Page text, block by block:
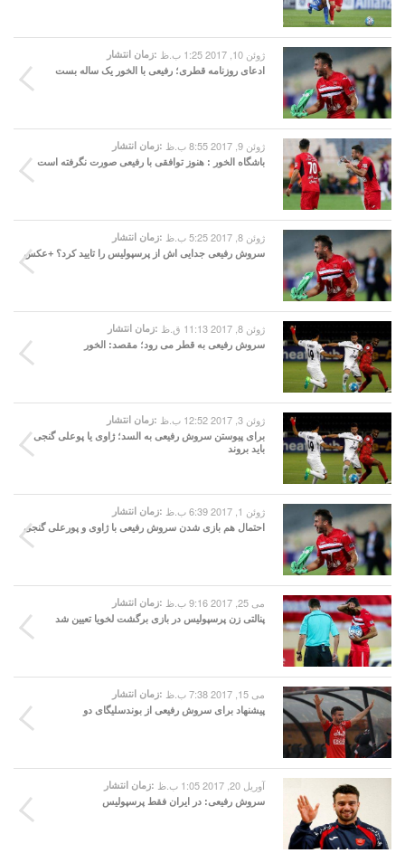
زمان انتشار: ژوئن 10, 2017 1:25 ب.ظ
ادعای روزنامه قطری؛ رفیعی با الخور یک ساله بست
زمان انتشار: ژوئن 9, 2017 8:55 ب.ظ
باشگاه الخور : هنوز توافقی با رفیعی صورت نگرفته است
زمان انتشار: ژوئن 8, 2017 5:25 ب.ظ
سروش رفیعی جدایی اش از پرسپولیس را تایید کرد؟ +عکس
زمان انتشار: ژوئن 8, 2017 11:13 ق.ظ
سروش رفیعی به قطر می رود؛ مقصد: الخور
زمان انتشار: ژوئن 3, 2017 12:52 ب.ظ
برای پیوستن سروش رفیعی به السد؛ ژاوی یا پوعلی گنجی
باید بروند
زمان انتشار: ژوئن 1, 2017 6:39 ب.ظ
احتمال هم بازی شدن سروش رفیعی با ژاوی و پورعلی گنجی
زمان انتشار: می 25, 2017 9:16 ب.ظ
پنالتی زن پرسپولیس در بازی برگشت لخویا تعیین شد
زمان انتشار: می 15, 2017 7:38 ب.ظ
پیشنهاد برای سروش رفیعی از بوندسلیگای دو
زمان انتشار: آوریل 20, 2017 1:05 ب.ظ
سروش رفیعی: در ایران فقط پرسپولیس